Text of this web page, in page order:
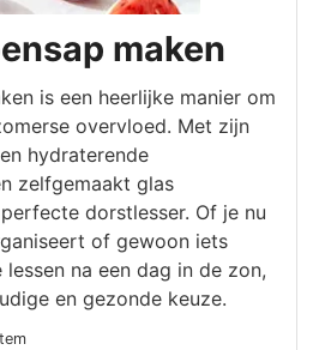
maken
is een heerlijke manier om
overvloed. Met zijn
hydraterende
zelfgemaakt glas
dorstlesser. Of je nu
of gewoon iets
na een dag in de zon,
en gezonde keuze.